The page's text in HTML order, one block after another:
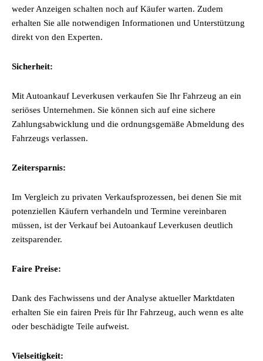
weder Anzeigen schalten noch auf Käufer warten. Zudem
erhalten Sie alle notwendigen Informationen und Unterstützung
direkt von den Experten.
Sicherheit:
Mit Autoankauf Leverkusen verkaufen Sie Ihr Fahrzeug an ein
seriöses Unternehmen. Sie können sich auf eine sichere
Zahlungsabwicklung und die ordnungsgemäße Abmeldung des
Fahrzeugs verlassen.
Zeitersparnis:
Im Vergleich zu privaten Verkaufsprozessen, bei denen Sie mit
potenziellen Käufern verhandeln und Termine vereinbaren
müssen, ist der Verkauf bei Autoankauf Leverkusen deutlich
zeitsparender.
Faire Preise:
Dank des Fachwissens und der Analyse aktueller Marktdaten
erhalten Sie ein fairen Preis für Ihr Fahrzeug, auch wenn es alte
oder beschädigte Teile aufweist.
Vielseitigkeit: